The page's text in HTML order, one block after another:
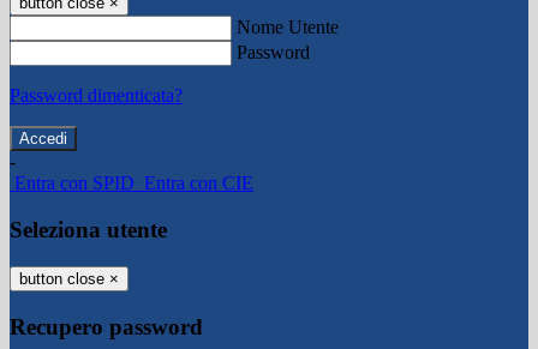
Nome Utente
Password
Password dimenticata?
-
Entra con SPID Entra con CIE
Seleziona utente
button close ×
Recupero password